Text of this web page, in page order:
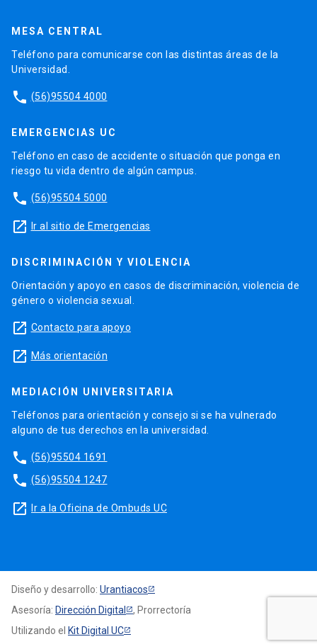
MESA CENTRAL
Teléfono para comunicarse con las distintas áreas de la
Universidad.
phone (56)95504 4000
EMERGENCIAS UC
Teléfono en caso de accidente o situación que ponga en
riesgo tu vida dentro de algún campus.
phone (56)95504 5000
launch Ir al sitio de Emergencias
DISCRIMINACIÓN Y VIOLENCIA
Orientación y apoyo en casos de discriminación, violencia de
género o violencia sexual.
launch Contacto para apoyo
launch Más orientación
MEDIACIÓN UNIVERSITARIA
Teléfonos para orientación y consejo si se ha vulnerado
alguno de tus derechos en la universidad.
phone (56)95504 1691
phone (56)95504 1247
launch Ir a la Oficina de Ombuds UC
Diseño y desarrollo: Urantiacos
Asesoría: Dirección Digital
, Prorrectoría
Utilizando el Kit Digital UC